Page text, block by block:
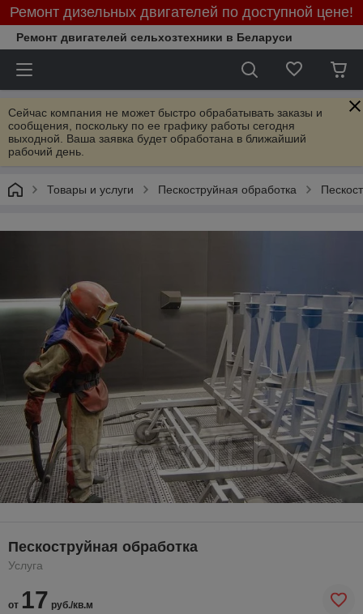
Ремонт дизельных двигателей по доступной цене!
Ремонт двигателей сельхозтехники в Беларуси
Сейчас компания не может быстро обрабатывать заказы и
сообщения, поскольку по ее графику работы сегодня
выходной. Ваша заявка будет обработана в ближайший
рабочий день.
Товары и услуги Пескоструйная обработка
Пескоструйная обработка
Услуга
от 17 руб./кв.м